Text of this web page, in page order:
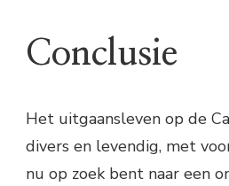
Conclusie
Het uitgaansleven op de
divers en levendig, met
nu op zoek bent naar een